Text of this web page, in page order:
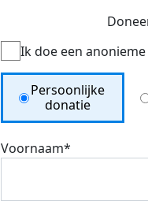
Ik doe een
Donation Type
Persoonlijke
donatie
Voornaam*